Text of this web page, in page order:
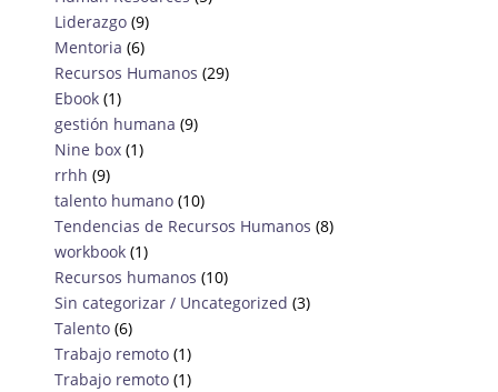
Liderazgo (9)
Mentoria (6)
Recursos Humanos (29)
Ebook (1)
gestión humana (9)
Nine box (1)
rrhh (9)
talento humano (10)
Tendencias de Recursos Humanos (8)
workbook (1)
Recursos humanos (10)
Sin categorizar / Uncategorized (3)
Talento (6)
Trabajo remoto (1)
Trabajo remoto (1)